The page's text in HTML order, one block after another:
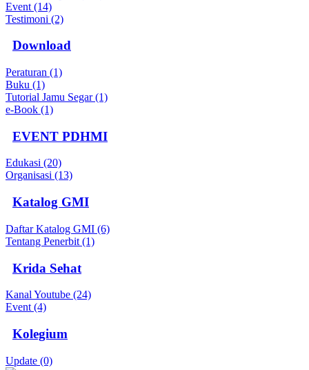
Event (14)
Testimoni (2)
Download
Peraturan (1)
Buku (1)
Tutorial Jamu Segar (1)
e-Book (1)
EVENT PDHMI
Edukasi (20)
Organisasi (13)
Katalog GMI
Daftar Katalog GMI (6)
Tentang Penerbit (1)
Krida Sehat
Kanal Youtube (24)
Event (4)
Kolegium
Update (0)